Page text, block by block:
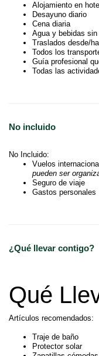
Alojamiento en
Desayuno diario
Cena diaria
Agua y bebidas
Traslados desde/
Todos los
Guía profesional
Todas las
No incluido
No Incluido:
Vuelos
pueden ser
Seguro de viaje
Gastos personales
¿Qué llevar contigo?
Qué
Artículos recomendados:
Traje de baño
Protector solar